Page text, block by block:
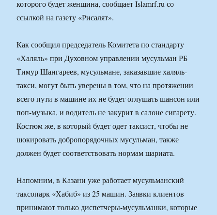
которого будет женщина, сообщает Islamrf.ru со
ссылкой на газету «Рисалят».
Как сообщил председатель Комитета по стандарту
«Халяль» при Духовном управлении мусульман РБ
Тимур Шангареев, мусульмане, заказавшие халяль-
такси, могут быть уверены в том, что на протяжении
всего пути в машине их не будет оглушать шансон или
поп-музыка, и водитель не закурит в салоне сигарету.
Костюм же, в который будет одет таксист, чтобы не
шокировать добропорядочных мусульман, также
должен будет соответствовать нормам шариата.
Напомним, в Казани уже работает мусульманский
таксопарк «Хабиб» из 25 машин. Заявки клиентов
принимают только диспетчеры-мусульманки, которые